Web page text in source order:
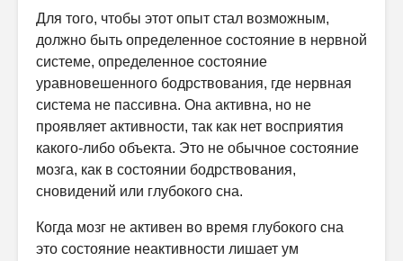
Для того, чтобы этот опыт стал возможным,
должно быть определенное состояние в нервной
системе, определенное состояние
уравновешенного бодрствования, где нервная
система не пассивна. Она активна, но не
проявляет активности, так как нет восприятия
какого-либо объекта. Это не обычное состояние
мозга, как в состоянии бодрствования,
сновидений или глубокого сна.
Когда мозг не активен во время глубокого сна
это состояние неактивности лишает ум